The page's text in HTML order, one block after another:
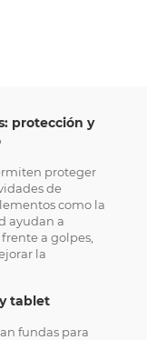
protección y
proteger
de
como la
ayudan a
a golpes,
la
tablet
fundas para